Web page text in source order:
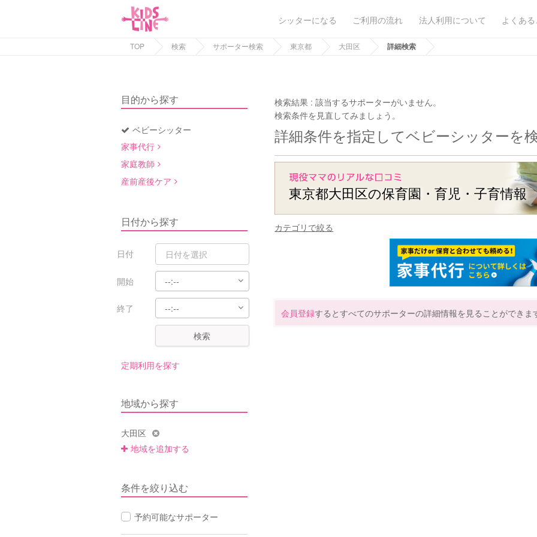
シッターになる ご利用の流れ 法人利用について よくあ
TOP 検索 サポーター検索 東京都 大田区 詳細検索
目的から探す
ベビーシッター
家事代行
家庭教師
産前産後ケア
日付から探す
日付
開始
終了
検索
定期利用を探す
地域から探す
大田区
地域を追加する
条件を絞り込む
予約可能なサポーター
検索結果 :該当するサポーターがいません。
検索条件を見直してみましょう。
詳細条件を指定してベビーシッターを
東京都大田区の保育園・育児・子育情報
カテゴリで絞る
会員登録するとすべてのサポーターの詳細情報を見ることができま